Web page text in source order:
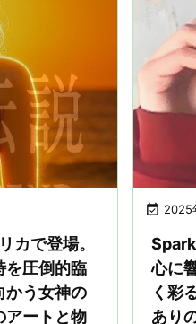
カで登場。
を圧倒的臨
かう女神の
アートと物
 2025
心に
く彩
あり